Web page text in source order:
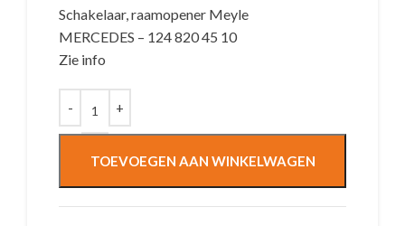
Schakelaar, raamopener Meyle
MERCEDES – 124 820 45 10
Zie info
TOEVOEGEN AAN WINKELWAGEN